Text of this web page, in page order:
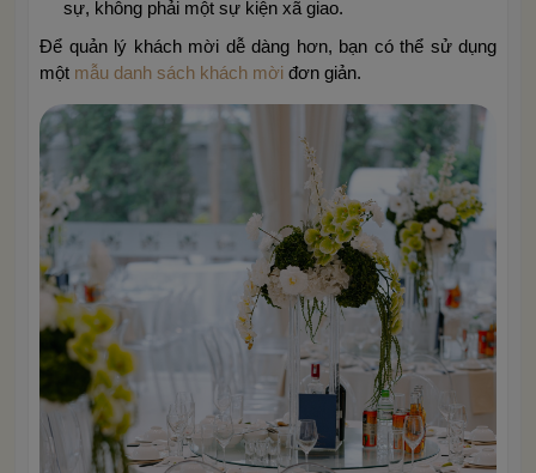
sự, không phải một sự kiện xã giao.
Để quản lý khách mời dễ dàng hơn, bạn có thể sử dụng
một mẫu danh sách khách mời đơn giản.